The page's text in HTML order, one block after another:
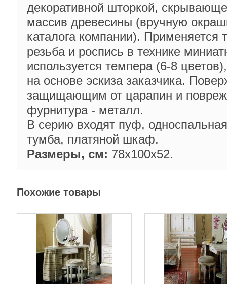
декоративной шторкой,
массив древесины (вручную
каталога компании). Применяется
резьба и роспись в технике
используется темпера (6-8
на основе эскиза заказчика.
защищающим от царапин и
фурнитура - металл.
В серию входят пуф,
тумба, платяной шкаф.
Размеры, см: 78х100х52.
Похожие товары